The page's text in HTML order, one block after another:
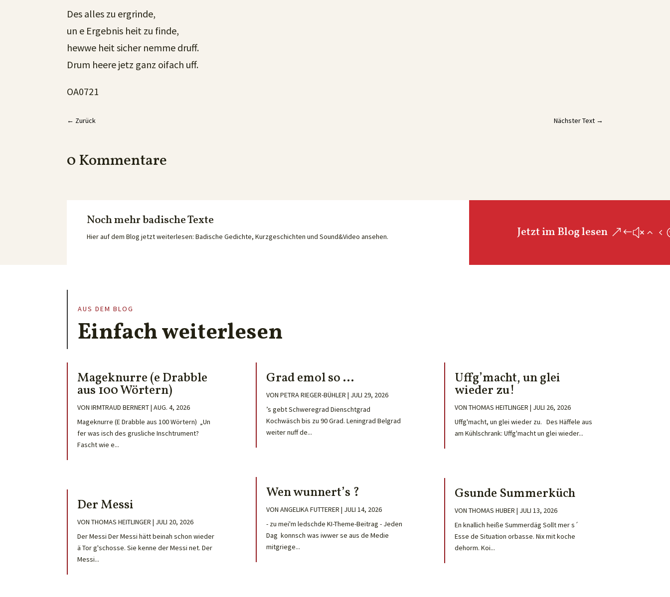
Des alles zu ergrinde,
un e Ergebnis heit zu finde,
hewwe heit sicher nemme druff.
Drum heere jetz ganz oifach uff.
OA0721
← Zurück Nächster Text→
0 Kommentare
Noch mehr badische Texte
Hier auf dem Blog jetzt weiterlesen: Badische Gedichte, Kurzgeschichten und Sound&Video ansehen. Jetzt im Blog lesen
AUS DEM BLOG
Einfach weiterlesen
Mageknurre (e Drabble
aus 100 Wörtern)
VONIRMTRAUD BERNERT|AUG. 4, 2026
Mageknurre (E Drabble aus 100 Wörtern) „Un
fer was isch des grusliche Inschtrument?
Fascht wie e...
Der Messi
VONTHOMAS HEITLINGER | JULI 20, 2026
Der Messi Der Messi hätt beinah schon wieder
ä Tor g'schosse. Sie kenne der Messi net. Der
Messi...
Grad emol so …
VON PETRA RIEGER-BÜHLER | JULI 29, 2026
’s gebt Schweregrad Dienschtgrad
Kochwäsch bis zu 90 Grad. Leningrad Belgrad
weiter nuff de...
Wen wunnert’s ?
VON ANGELIKA FUTTERER | JULI 14, 2026
- zu mei'm ledschde KI-Theme-Beitrag - Jeden
Dag konnsch was iwwer se aus de Medie
mitgriege...
Uffg’macht, un glei
wieder zu!
VON THOMAS HEITLINGER | JULI 26, 2026
Uffg'macht, un glei wieder zu. Des Häffele aus
am Kühlschrank: Uffg'macht un glei wieder...
Gsunde Summerküch
VON THOMAS HUBER | JULI 13, 2026
En knallich heiße Summerdäg Sollt mer s´
Esse de Situation orbasse. Nix mit koche
dehorm. Koi...